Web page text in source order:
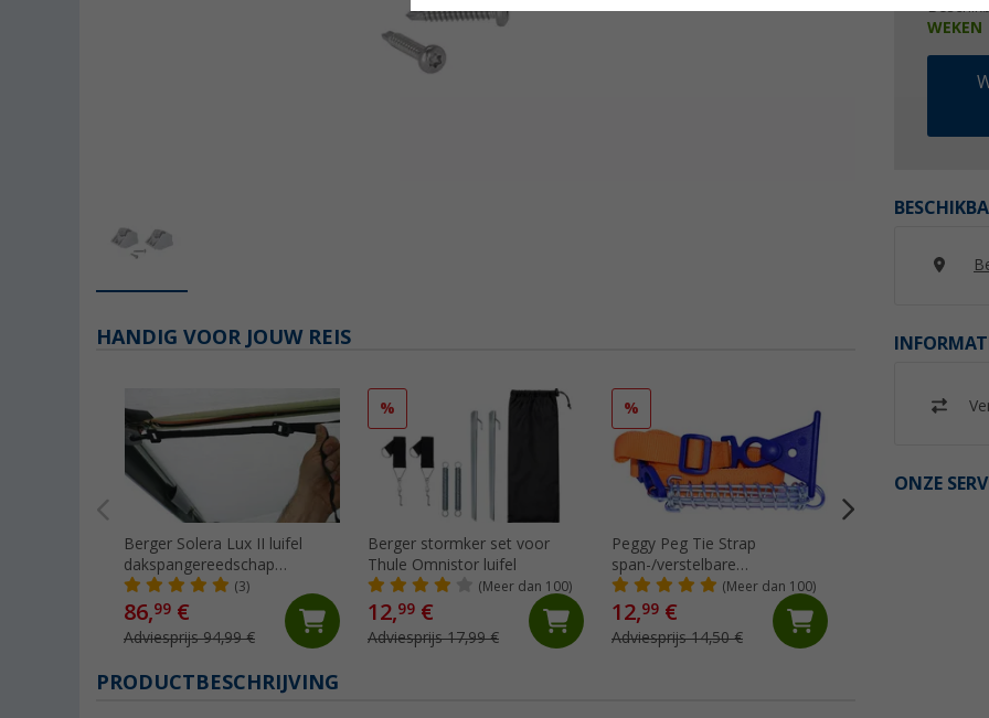
WEKEN
ONZE
HANDIG VOOR JOUW REIS
Berger Solera Lux II luifel
dakspangereedschap
aluminium
(3)
86,99 €
Adviesprijs 94,99 €
%
Berger stormker set voor
Thule Omnistor luifel
(Meer dan 100)
12,99 €
Adviesprijs 17,99 €
%
Peggy Peg Tie Strap
span-/verstelbare
markeerriem
(Meer dan 100)
12,99 €
Adviesprijs 14,50 €
PRODUCTBESCHRIJVING